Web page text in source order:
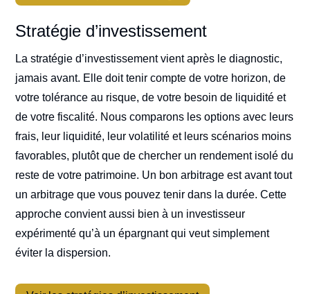
Stratégie d’investissement
La stratégie d’investissement vient après le diagnostic,
jamais avant. Elle doit tenir compte de votre horizon, de
votre tolérance au risque, de votre besoin de liquidité et
de votre fiscalité. Nous comparons les options avec leurs
frais, leur liquidité, leur volatilité et leurs scénarios moins
favorables, plutôt que de chercher un rendement isolé du
reste de votre patrimoine. Un bon arbitrage est avant tout
un arbitrage que vous pouvez tenir dans la durée. Cette
approche convient aussi bien à un investisseur
expérimenté qu’à un épargnant qui veut simplement
éviter la dispersion.